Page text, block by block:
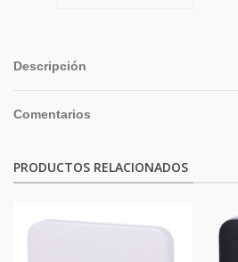
Descripción
Comentarios
PRODUCTOS RELACIONADOS